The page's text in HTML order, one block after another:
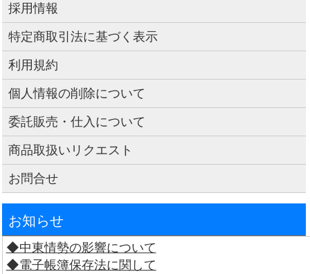
採用情報
特定商取引法に基づく表示
利用規約
個人情報の削除について
委託販売・仕入について
商品取扱いリクエスト
お問合せ
お知らせ
◆中東情勢の影響について
◆電子帳簿保存法に関して